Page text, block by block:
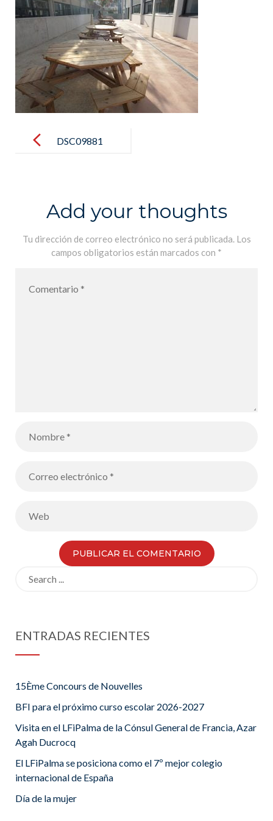
navigationDSC09881
Add your thoughts
Tu dirección de correo electrónico no será publicada. Los
campos obligatorios están marcados con *
ENTRADAS RECIENTES
15Ème Concours de Nouvelles
BFI para el próximo curso escolar 2026-2027
Visita en el LFiPalma de la Cónsul General de Francia, Azar
Agah Ducrocq
El LFiPalma se posiciona como el 7º mejor colegio
internacional de España
Día de la mujer